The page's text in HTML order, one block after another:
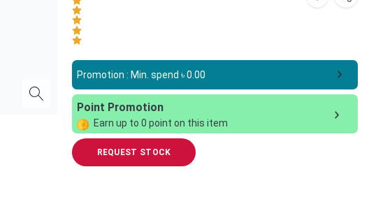
Promotion : Min. spend ৳0.00
Point Promotion
Earn up to 0 point on this item
REQUEST STOCK